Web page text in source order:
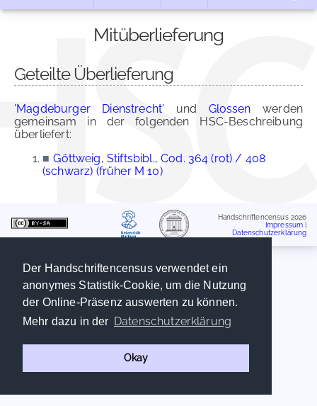
Der Handschriftencensus verwendet ein
anonymes Statistik-Cookie, um die Nutzung
der Online-Präsenz auswerten zu können.
Mehr dazu in der Datenschutzerklärung
Okay
Mitüberlieferung
Geteilte Überlieferung
'Magdeburger Dienstrecht' und Glossen werden
gemeinsam in der folgenden HSC-Beschreibung
überliefert:
■ Göttweig, Stiftsbibl., Cod. 364 (rot) / 408
(schwarz) (früher M 10)
Handschriftencensus 2026
Impressum
Datenschutzerklärung